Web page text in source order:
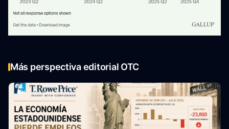
Más perspectiva editorial OTC